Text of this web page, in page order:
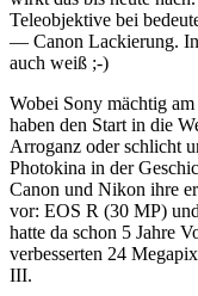
Teleobjektive bei
— Canon Lackierung. In
auch weiß ;-)
Wobei Sony mächtig
haben den Start in die
Arroganz oder schlicht
Photokina in der
Canon und Nikon ihre
vor: EOS R (30 MP)
hatte da schon 5 Jahre
verbesserten 24
III.